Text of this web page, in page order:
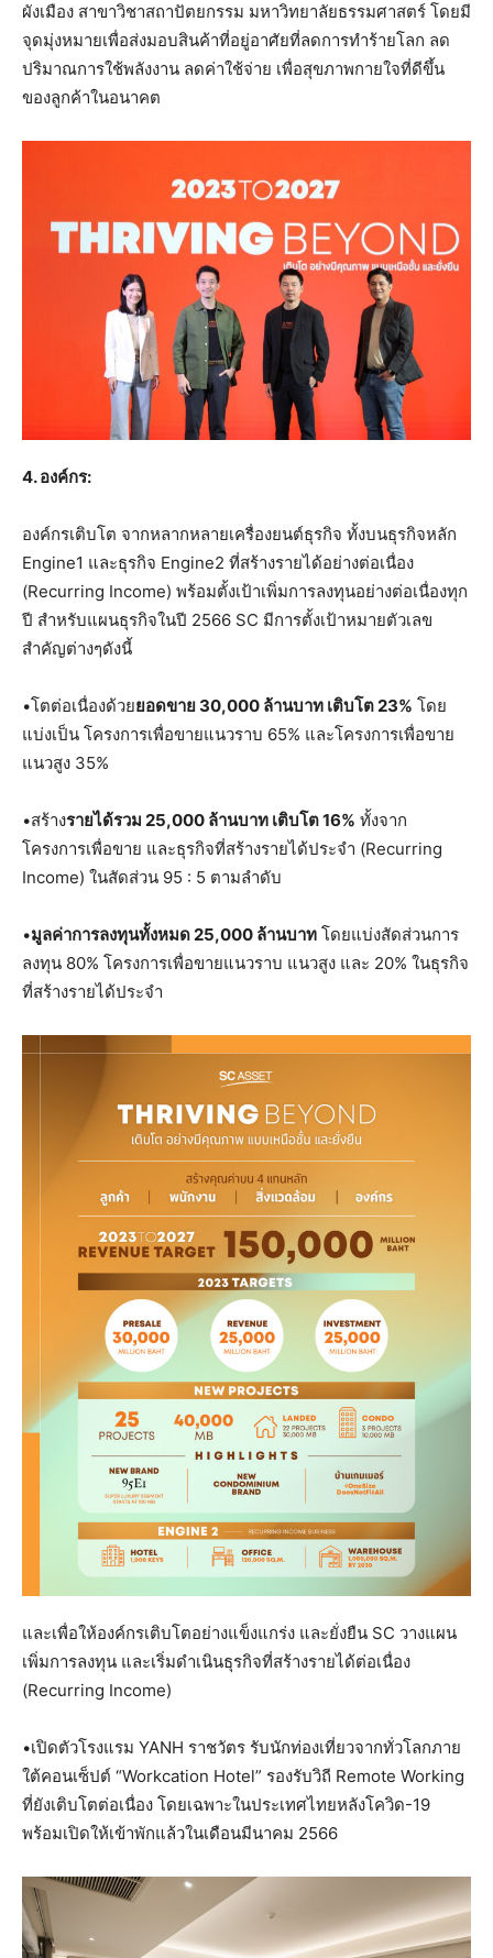
ผังเมือง สาขาวิชาสถาปัตยกรรม มหาวิทยาลัยธรรมศาสตร์ โดยมี
จุดมุ่งหมายเพื่อส่งมอบสินค้าที่อยู่อาศัยที่ลดการทำร้ายโลก ลด
ปริมาณการใช้พลังงาน ลดค่าใช้จ่าย เพื่อสุขภาพกายใจที่ดีขึ้น
ของลูกค้าในอนาคต
4. องค์กร:
องค์กรเติบโต จากหลากหลายเครื่องยนต์ธุรกิจ ทั้งบนธุรกิจหลัก
Engine1 และธุรกิจ Engine2 ที่สร้างรายได้อย่างต่อเนื่อง
(Recurring Income) พร้อมตั้งเป้าเพิ่มการลงทุนอย่างต่อเนื่องทุก
ปี สำหรับแผนธุรกิจในปี 2566 SC มีการตั้งเป้าหมายตัวเลข
สำคัญต่างๆดังนี้
•โตต่อเนื่องด้วยยอดขาย 30,000 ล้านบาท เติบโต 23% โดย
แบ่งเป็น โครงการเพื่อขายแนวราบ 65% และโครงการเพื่อขาย
แนวสูง 35%
•สร้างรายได้รวม 25,000 ล้านบาท เติบโต 16% ทั้งจาก
โครงการเพื่อขาย และธุรกิจที่สร้างรายได้ประจำ (Recurring
Income) ในสัดส่วน 95 : 5 ตามลำดับ
•มูลค่าการลงทุนทั้งหมด 25,000 ล้านบาท โดยแบ่งสัดส่วนการ
ลงทุน 80% โครงการเพื่อขายแนวราบ แนวสูง และ 20% ในธุรกิจ
ที่สร้างรายได้ประจำ
และเพื่อให้องค์กรเติบโตอย่างแข็งแกร่ง และยั่งยืน SC วางแผน
เพิ่มการลงทุน และเริ่มดำเนินธุรกิจที่สร้างรายได้ต่อเนื่อง
(Recurring Income)
•เปิดตัวโรงแรม YANH ราชวัตร รับนักท่องเที่ยวจากทั่วโลกภาย
ใต้คอนเซ็ปต์ “Workcation Hotel” รองรับวิถี Remote Working
ที่ยังเติบโตต่อเนื่อง โดยเฉพาะในประเทศไทยหลังโควิด-19
พร้อมเปิดให้เข้าพักแล้วในเดือนมีนาคม 2566